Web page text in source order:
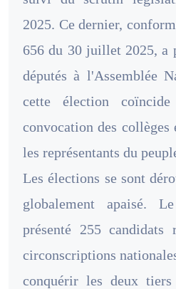
2025. Ce dernier,
656 du 30 juillet 2025, a
députés à l'Assemblée
cette élection
convocation des
les représentants du
Les élections se sont
globalement apaisé.
présenté 255
circonscriptions
conquérir les deux